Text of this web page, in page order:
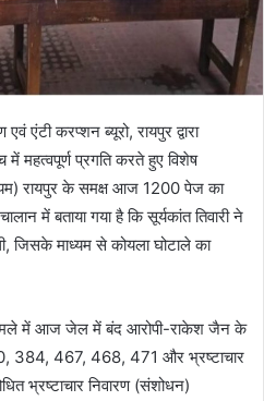
एंटी करप्शन ब्यूरो, रायपुर द्वारा
में महत्वपूर्ण प्रगति करते हुए विशेष
रायपुर के समक्ष आज 1200 पेज का
में बताया गया है कि सूर्यकांत तिवारी ने
माध्यम से कोयला घोटाले का
में आज जेल में बंद आरोपी-राकेश जैन के
384, 467, 468, 471 और भ्रष्टाचार
भ्रष्टाचार निवारण (संशोधन)